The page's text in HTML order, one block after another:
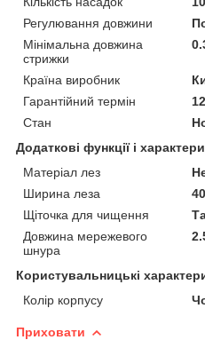
Регулювання довжини
Мінімальна довжина
стрижки
Країна виробник
Гарантійний термін
Стан
Додаткові функції і
Матеріал лез
Ширина леза
Щіточка для чищення
Довжина мережевого
шнура
Користувальницькі
Колір корпусу
Приховати